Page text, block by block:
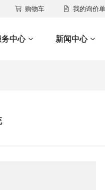
购物车 我的询价单
务中心 新闻中心